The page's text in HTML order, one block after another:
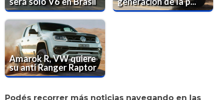
Amarok R, VW quiere
su anti Ranger Raptor
Podés recorrer más noticias navegando en las